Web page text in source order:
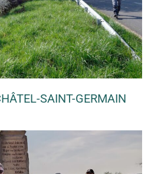
SAINT-GERMAIN